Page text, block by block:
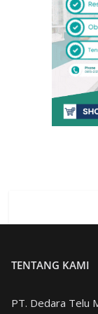
TENTANG KAMI
PT. Dedara Telu